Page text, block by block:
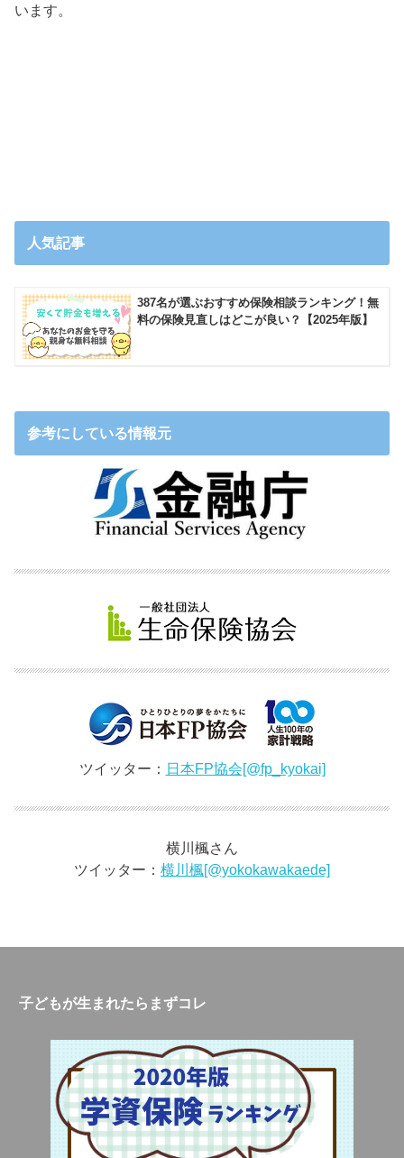
います。
人気記事
387名が選ぶおすすめ保険相談ランキング！無
料の保険見直しはどこが良い？【2025年版】
参考にしている情報元
ツイッター： 日本FP協会[@fp_kyokai]
横川楓さん
ツイッター： 横川楓[@yokokawakaede]
子どもが生まれたらまずコレ